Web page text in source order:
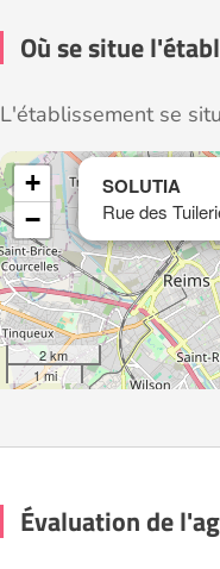
Où se situe
L'établissement se
SOLUTIA
Rue des
+
−
2 km
1 mi
Évaluation de